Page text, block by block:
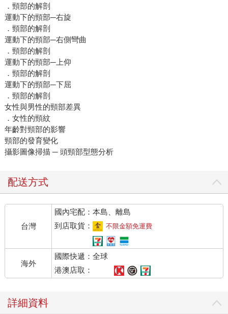
．頸部的解剖
運動下的頸部─右旋
．頸部的解剖
運動下的頸部─右側彎曲
．頸部的解剖
運動下的頸部─上仰
．頸部的解剖
運動下的頸部─下屈
．頸部的解剖
女性與男性的頸部差異
．女性的頸紋
年齡對頸部的影響
頸部的發育變化
攝影圖像掃描 ─ 頭頸部型態分析
配送方式
台灣
國內宅配：本島、離島
到店取貨：
不限金額免運費
海外
國際快遞：全球
港澳店取：
詳細資料